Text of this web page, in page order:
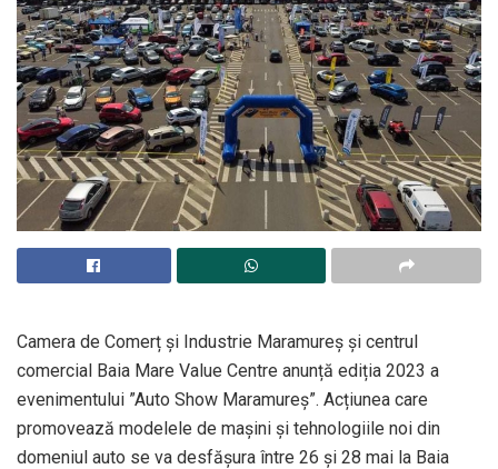
Camera de Comerț și Industrie Maramureș și centrul
comercial Baia Mare Value Centre anunță ediția 2023 a
evenimentului ”Auto Show Maramureș”. Acțiunea care
promovează modelele de mașini și tehnologiile noi din
domeniul auto se va desfășura între 26 și 28 mai la Baia